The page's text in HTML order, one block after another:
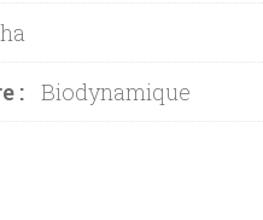
: Biodynamique